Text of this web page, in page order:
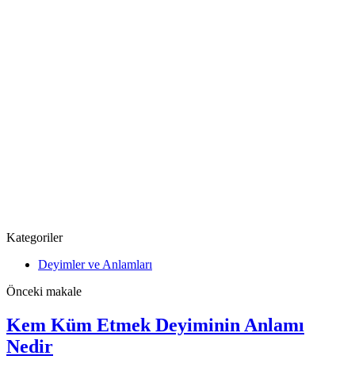
Kategoriler
Deyimler ve Anlamları
Önceki makale
Kem Küm Etmek Deyiminin Anlamı
Nedir